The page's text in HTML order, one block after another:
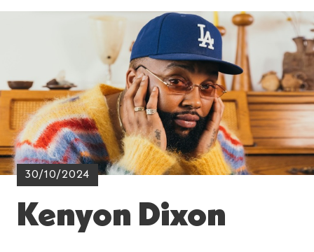
30/10/2024
Kenyon Dixon